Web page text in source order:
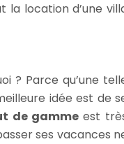
la location d’une
? Parce qu’une
idée est de
de gammeest
ses vacances